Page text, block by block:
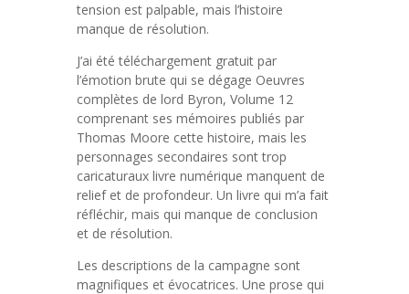
tension est palpable, mais l’histoire
manque de résolution.
J’ai été téléchargement gratuit par
l’émotion brute qui se dégage Oeuvres
complètes de lord Byron, Volume 12
comprenant ses mémoires publiés par
Thomas Moore cette histoire, mais les
personnages secondaires sont trop
caricaturaux livre numérique manquent de
relief et de profondeur. Un livre qui m’a fait
réfléchir, mais qui manque de conclusion
et de résolution.
Les descriptions de la campagne sont
magnifiques et évocatrices. Une prose qui